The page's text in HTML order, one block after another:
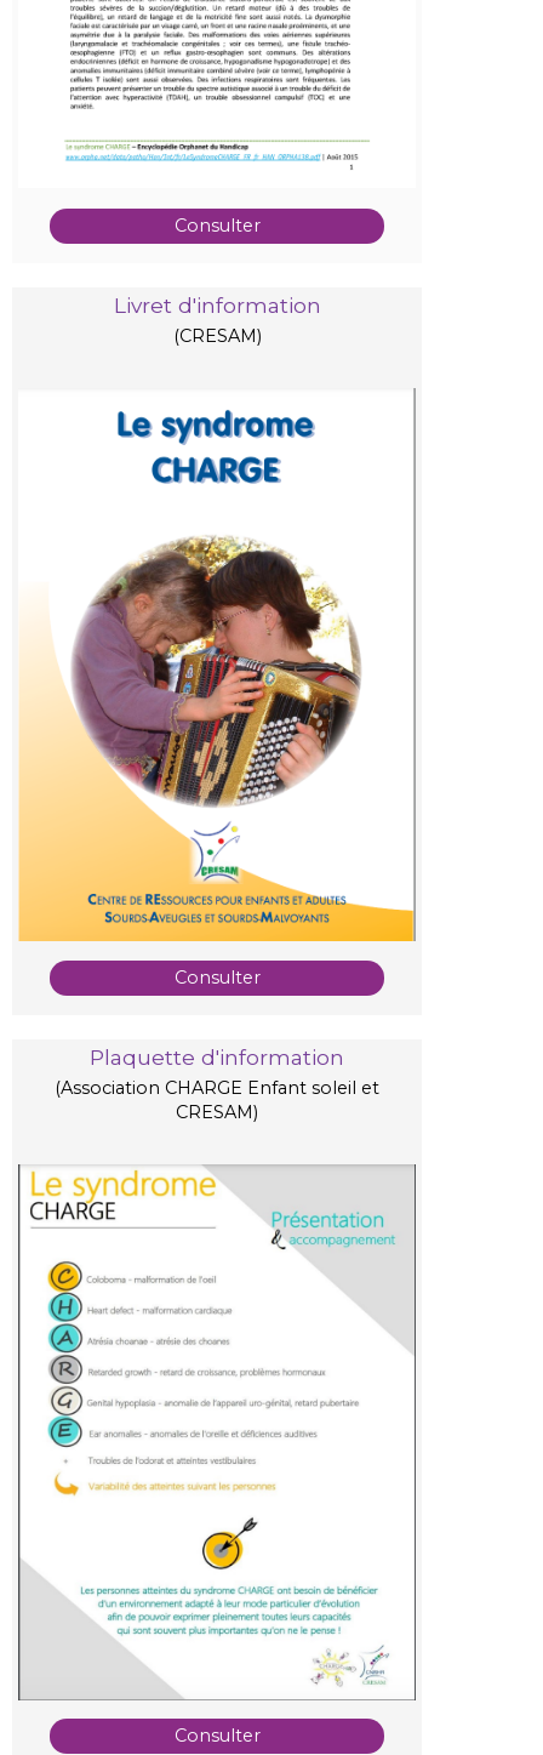
Consulter
Livret d'information
(CRESAM)
Consulter
Plaquette d'information
(Association CHARGE Enfant soleil et
CRESAM)
Consulter